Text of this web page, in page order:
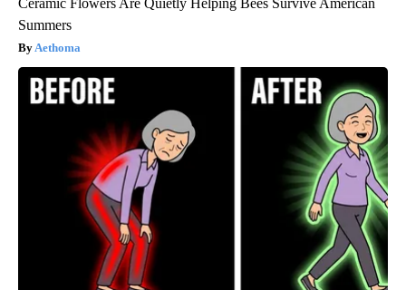
Ceramic Flowers Are Quietly Helping Bees Survive American
Summers
Aethoma